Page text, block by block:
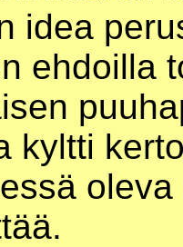
idea
ehdoilla
kyltti